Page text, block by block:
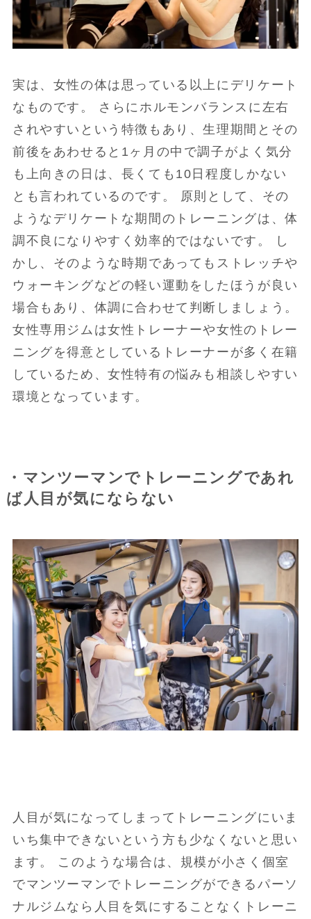
実は、女性の体は思っている以上にデリケート
なものです。 さらにホルモンバランスに左右
されやすいという特徴もあり、生理期間とその
前後をあわせると1ヶ月の中で調子がよく気分
も上向きの日は、長くても10日程度しかない
とも言われているのです。 原則として、その
ようなデリケートな期間のトレーニングは、体
調不良になりやすく効率的ではないです。 し
かし、そのような時期であってもストレッチや
ウォーキングなどの軽い運動をしたほうが良い
場合もあり、体調に合わせて判断しましょう。
女性専用ジムは女性トレーナーや女性のトレー
ニングを得意としているトレーナーが多く在籍
しているため、女性特有の悩みも相談しやすい
環境となっています。
・マンツーマンでトレーニングであれ
ば人目が気にならない
人目が気になってしまってトレーニングにいま
いち集中できないという方も少なくないと思い
ます。 このような場合は、規模が小さく個室
でマンツーマンでトレーニングができるパーソ
ナルジムなら人目を気にすることなくトレーニ